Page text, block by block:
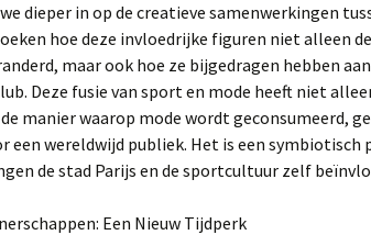
dieper in op de creatieve samenwerkingen
hoe deze invloedrijke figuren niet alleen de
maar ook hoe ze bijgedragen hebben
Deze fusie van sport en mode heeft niet
manier waarop mode wordt geconsumeerd,
een wereldwijd publiek. Het is een symbiotisch
de stad Parijs en de sportcultuur zelf
Een Nieuw Tijdperk